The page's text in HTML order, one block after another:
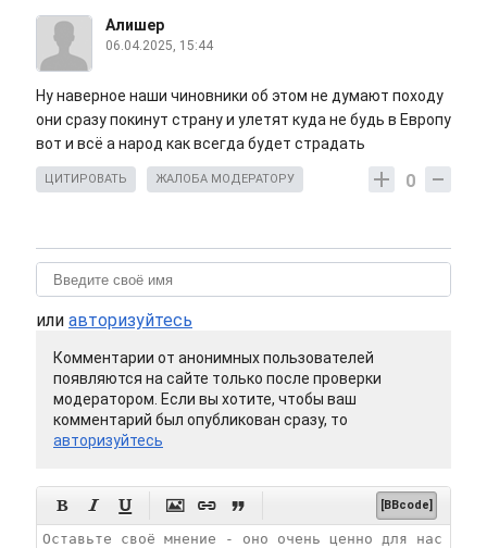
Алишер
06.04.2025, 15:44
Ну наверное наши чиновники об этом не думают походу
они сразу покинут страну и улетят куда не будь в Европу
вот и всё а народ как всегда будет страдать
0
ЦИТИРОВАТЬ ЖАЛОБА МОДЕРАТОРУ
или авторизуйтесь
Комментарии от анонимных пользователей
появляются на сайте только после проверки
модератором. Если вы хотите, чтобы ваш
комментарий был опубликован сразу, то
авторизуйтесь
      [BBcode]